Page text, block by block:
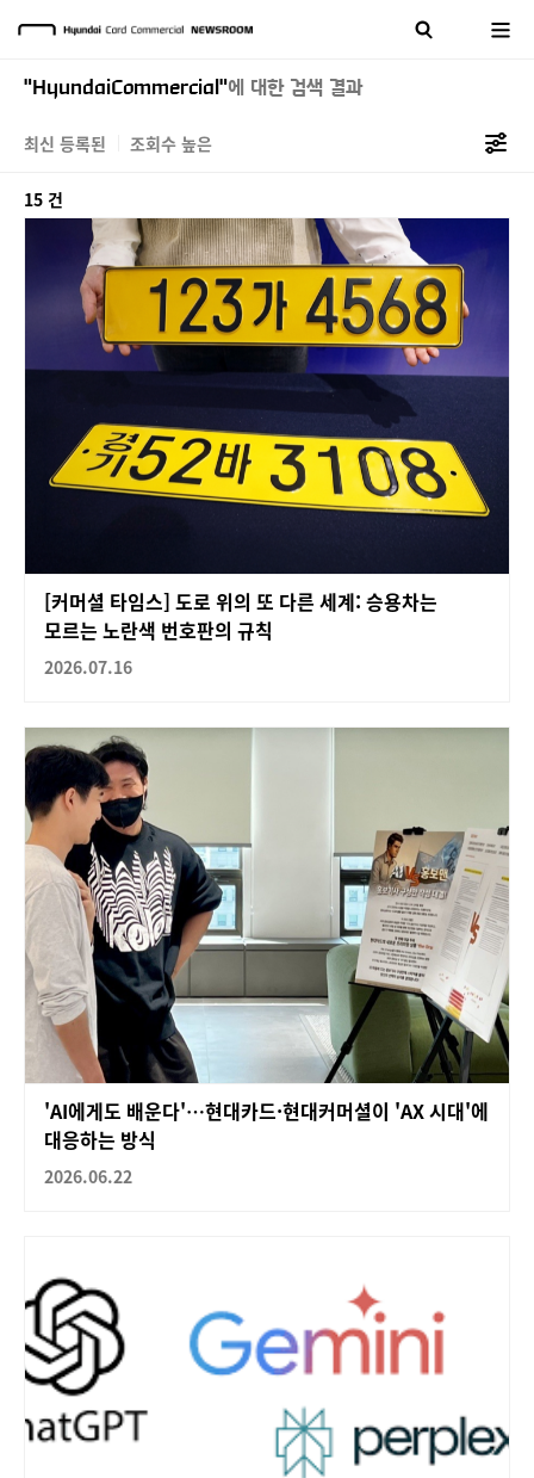
"HyundaiCommercial"에 대한 검색 결과
최신 등록된 조회수 높은
15 건
[커머셜 타임스] 도로 위의 또 다른 세계: 승용차는
모르는 노란색 번호판의 규칙
2026.07.16
'AI에게도 배운다'…현대카드·현대커머셜이 'AX 시대'에
대응하는 방식
2026.06.22